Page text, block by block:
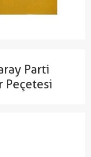
Parti
Peçetesi